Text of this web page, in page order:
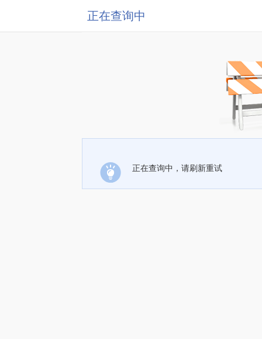
正在查询中
正在查询中，请刷新重试